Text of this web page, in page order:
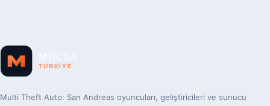
Multi Theft Auto: San Andreas oyuncuları, geliştiricileri ve sunucu